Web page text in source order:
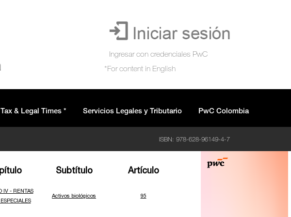
Tax & Legal Times * Servicios Legales y Tributario PwC Colombia
ISBN: 978-628-96149-4-7